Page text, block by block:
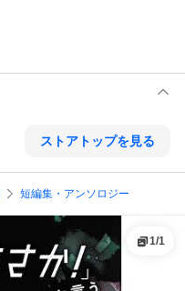
ストアトップを見る
短編集・アンソロジー
1/1